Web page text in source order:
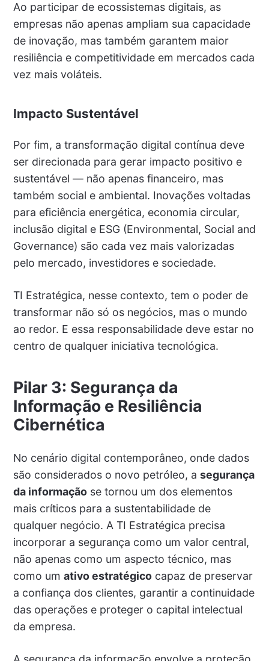
Ao participar de ecossistemas digitais, as
empresas não apenas ampliam sua capacidade
de inovação, mas também garantem maior
resiliência e competitividade em mercados cada
vez mais voláteis.
Impacto Sustentável
Por fim, a transformação digital contínua deve
ser direcionada para gerar impacto positivo e
sustentável — não apenas financeiro, mas
também social e ambiental. Inovações voltadas
para eficiência energética, economia circular,
inclusão digital e ESG (Environmental, Social and
Governance) são cada vez mais valorizadas
pelo mercado, investidores e sociedade.
TI Estratégica, nesse contexto, tem o poder de
transformar não só os negócios, mas o mundo
ao redor. E essa responsabilidade deve estar no
centro de qualquer iniciativa tecnológica.
Pilar 3: Segurança da
Informação e Resiliência
Cibernética
No cenário digital contemporâneo, onde dados
são considerados o novo petróleo, a segurança
da informaçãose tornou um dos elementos
mais críticos para a sustentabilidade de
qualquer negócio. A TI Estratégica precisa
incorporar a segurança como um valor central,
não apenas como um aspecto técnico, mas
como um ativo estratégicocapaz de preservar
a confiança dos clientes, garantir a continuidade
das operações e proteger o capital intelectual
da empresa.